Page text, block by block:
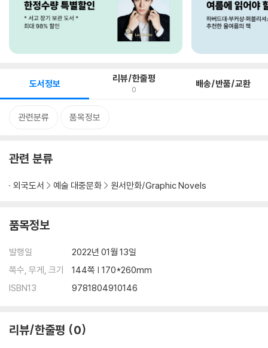
도서정보 리뷰/한줄평
0 배송/반품/교환
관련분류 품목정보
관련 분류
외국도서 예술 대중문화 원서만화/Graphic Novels
품목정보
발행일
2022년 01월 13일
쪽수, 무게, 크기
144쪽 | 170*260mm
ISBN13
9781804910146
리뷰/한줄평 0